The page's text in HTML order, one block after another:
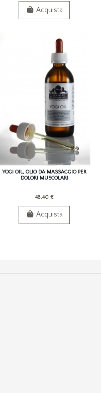
Acquista
YOGI OIL, OLIO DA MASSAGGIO PER
DOLORI MUSCOLARI
48,40 €
Acquista